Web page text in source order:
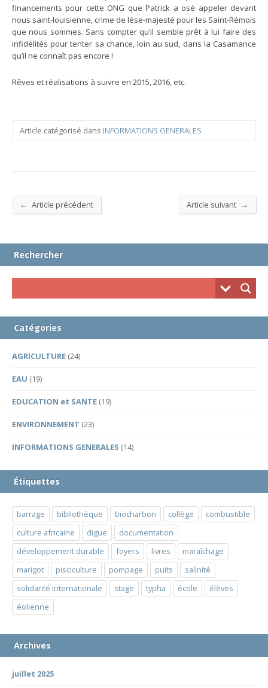
financements pour cette ONG que Patrick a osé appeler devant
nous saint-louisienne, crime de lèse-majesté pour les Saint-Rémois
que nous sommes. Sans compter qu’il semble prêt à lui faire des
infidélités pour tenter sa chance, loin au sud, dans la Casamance
qu’il ne connaît pas encore !
Rêves et réalisations à suivre en 2015, 2016, etc.
Article catégorisé dans INFORMATIONS GENERALES
← Article précédent Article suivant →
Rechercher
Catégories
AGRICULTURE (24)
EAU (19)
EDUCATION et SANTE (19)
ENVIRONNEMENT (23)
INFORMATIONS GENERALES (14)
Étiquettes
barrage bibliothèque biocharbon collège
combustible
culture africaine
digue
documentation
développement durable
foyers livres
maraîchage
marigot
pisciculture pompage puits
salinité
solidarité internationale
stage typha école
élèves
éolienne
Archives
juillet 2025